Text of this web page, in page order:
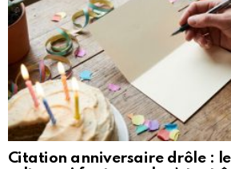
Citation anniversaire drôle :